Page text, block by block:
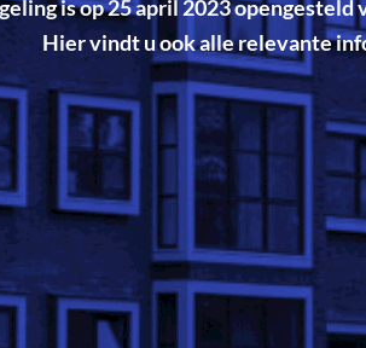
is op 25 april 2023
Hier vindt u ook alle relevante